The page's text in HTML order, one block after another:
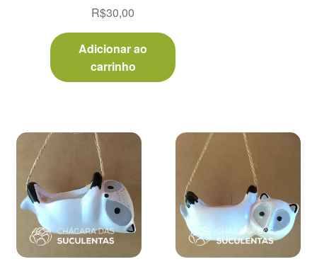
R$30,00
Adicionar ao
carrinho